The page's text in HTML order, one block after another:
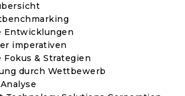
Entwicklungen
imperativen
Fokus & Strategien
durch Wettbewerb